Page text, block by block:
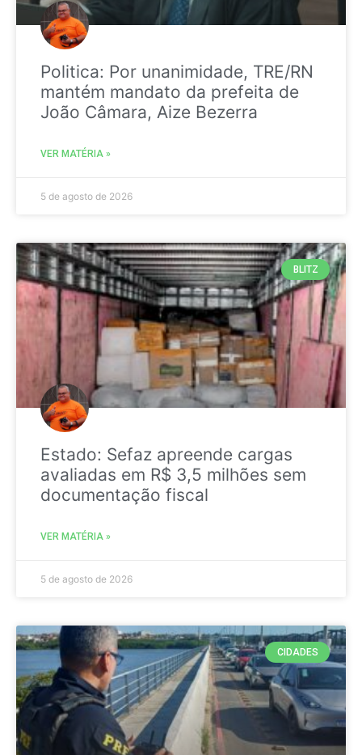
Politica: Por unanimidade, TRE/RN
mantém mandato da prefeita de
João Câmara, Aize Bezerra
VER MATÉRIA »
5 de agosto de 2026
BLITZ
Estado: Sefaz apreende cargas
avaliadas em R$ 3,5 milhões sem
documentação fiscal
VER MATÉRIA »
5 de agosto de 2026
CIDADES